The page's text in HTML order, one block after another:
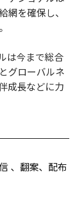
網を確保し、
は今まで総合
グローバルネ
成長などに力
、翻案、配布